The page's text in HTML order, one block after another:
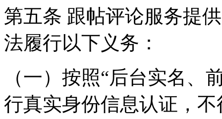
第五条 跟帖评论服务提
法履行以下义务：
（一）按照“后台实名、
行真实身份信息认证，